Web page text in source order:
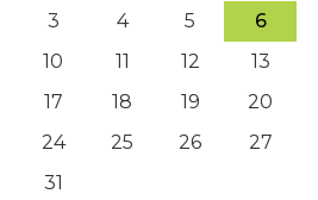
3
4 5 6
10
11 12 13
17
18 19 20
24
25 26 27
31